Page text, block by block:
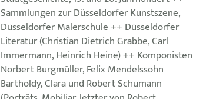
Sammlungen zur Düsseldorfer Kunstszene,
Düsseldorfer Malerschule ++ Düsseldorfer
Literatur (Christian Dietrich Grabbe, Carl
Immermann, Heinrich Heine) ++ Komponisten
Norbert Burgmüller, Felix Mendelssohn
Bartholdy, Clara und Robert Schumann